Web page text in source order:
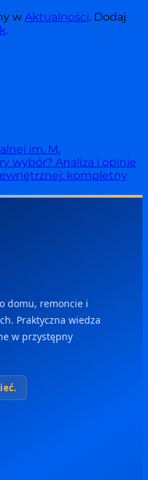
w Aktualności. Dodaj
.
im. M.
wybór? Analiza i opinie
kompletny
domu, remoncie i
Praktyczna wiedza
w przystępny